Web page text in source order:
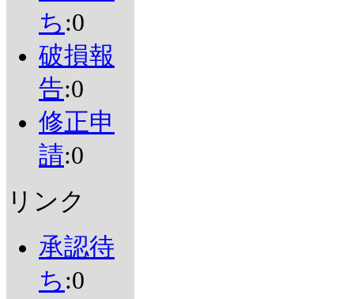
ち :0
破損報
告:0
修正申
請:0
リンク
承認待
ち :0